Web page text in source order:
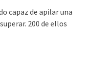
capaz de apilar una
200 de ellos